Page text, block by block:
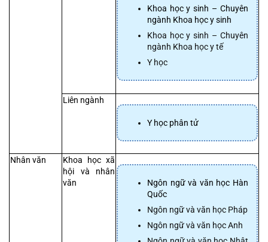
Khoa học y sinh – Chuyên
ngành Khoa học y sinh
Khoa học y sinh – Chuyên
ngành Khoa học y tế
Y học
Liên ngành
Y học phân tử
Nhân văn
Khoa học xã
hội và nhân
văn
Ngôn ngữ và văn học Hàn
Quốc
Ngôn ngữ và văn học Pháp
Ngôn ngữ và văn học Anh